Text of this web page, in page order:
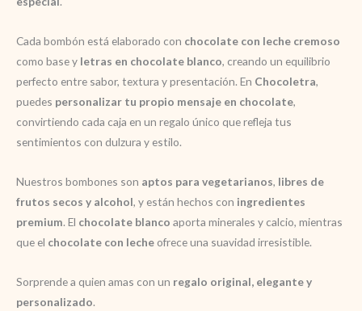
Cada bombón está elaborado con chocolate con leche cremoso
como base y letras en chocolate blanco, creando un equilibrio
perfecto entre sabor, textura y presentación. En Chocoletra,
puedes personalizar tu propio mensaje en chocolate,
convirtiendo cada caja en un regalo único que refleja tus
sentimientos con dulzura y estilo.
Nuestros bombones son aptos para vegetarianos, libres de
frutos secos y alcohol, y están hechos con ingredientes
premium. El chocolate blanco aporta minerales y calcio, mientras
que el chocolate con leche ofrece una suavidad irresistible.
Sorprende a quien amas con un regalo original, elegante y
personalizado.